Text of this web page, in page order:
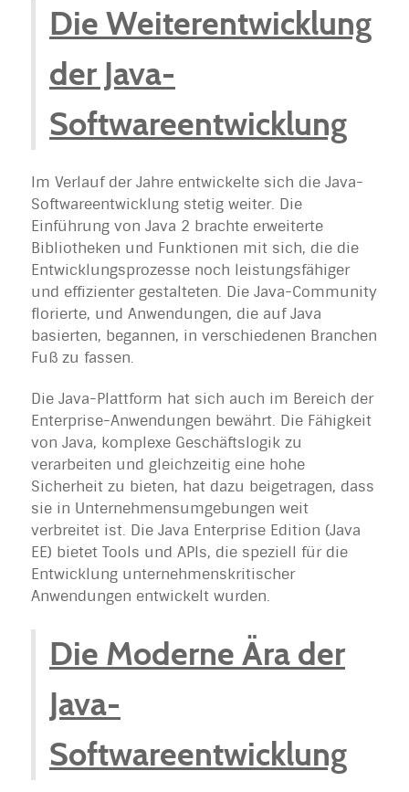
Die Weiterentwicklung
der Java-
Softwareentwicklung
Im Verlauf der Jahre entwickelte sich die Java-
Softwareentwicklung stetig weiter. Die
Einführung von Java 2 brachte erweiterte
Bibliotheken und Funktionen mit sich, die die
Entwicklungsprozesse noch leistungsfähiger
und effizienter gestalteten. Die Java-Community
florierte, und Anwendungen, die auf Java
basierten, begannen, in verschiedenen Branchen
Fuß zu fassen.
Die Java-Plattform hat sich auch im Bereich der
Enterprise-Anwendungen bewährt. Die Fähigkeit
von Java, komplexe Geschäftslogik zu
verarbeiten und gleichzeitig eine hohe
Sicherheit zu bieten, hat dazu beigetragen, dass
sie in Unternehmensumgebungen weit
verbreitet ist. Die Java Enterprise Edition (Java
EE) bietet Tools und APIs, die speziell für die
Entwicklung unternehmenskritischer
Anwendungen entwickelt wurden.
Die Moderne Ära der
Java-
Softwareentwicklung